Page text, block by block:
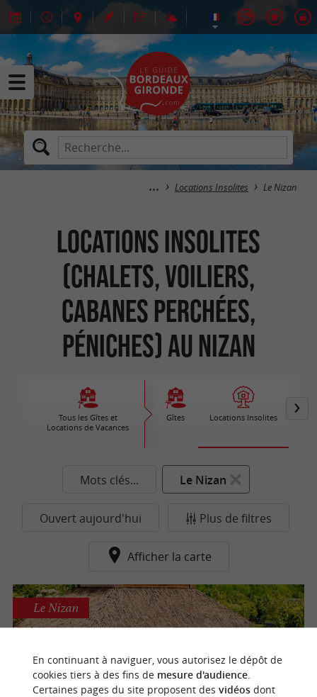
Locations Insolites Le Nizan
Locations Insolites
(Chalets, Voiliers,
Cabanes perchées,
Péniches) au Nizan
Tous les Gîtes et
Locations de Vacances
Gîtes Locations Insolites
Mots clés... Le Nizan
Ouvert aujourd'hui Plus de filtres
Afficher la carte
Hôtel écologique et insolite près de Sauternes
Le Nizan
En continuant à naviguer, vous autorisez le dépôt de
cookies tiers à des fins de mesure d'audience.
Certaines pages du site proposent des vidéosdont